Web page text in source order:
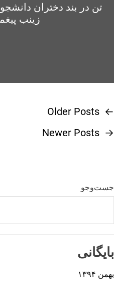
تن در بند دختران
زینب
ر
ا
ب
ی
ن
←
Older Posts
→
Newer Posts
جست‌وجو
بایگانی
بهمن ۱۳۹۴